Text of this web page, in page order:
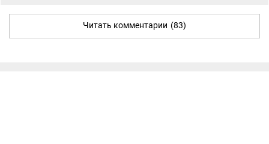
Читать комментарии (83)